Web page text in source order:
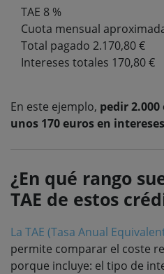
TAE 8 %
Cuota mensual
Total pagado 2.170,80 €
Intereses totales 170,80 €
En este ejemplo, pedir
unos 170 euros en intereses
¿En qué rango
TAE de estos
La TAE (Tasa Anual
permite comparar el coste
porque incluye: el tipo de